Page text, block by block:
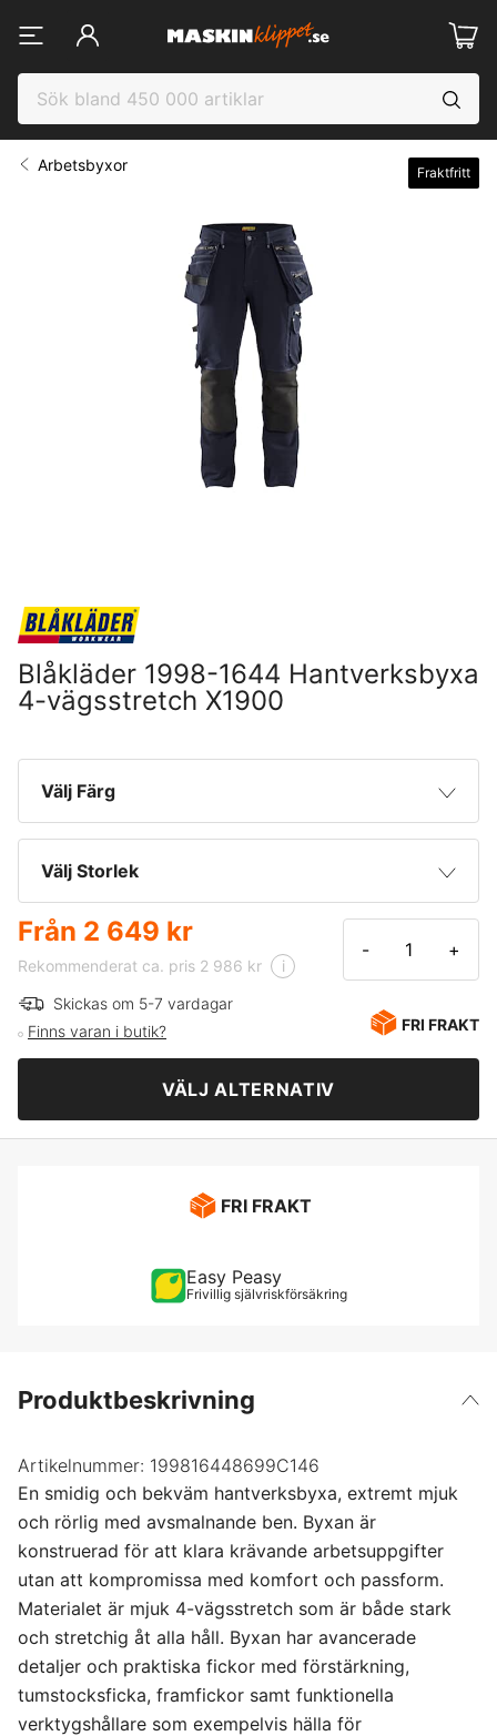
Arbetsbyxor Fraktfritt
Blåkläder 1998-1644 Hantverksbyxa
4-vägsstretch X1900
Välj Färg
Mörkgrå/Svart
Välj Storlek
C44
C46
C48
C50
C62
C146
C148
Från 2 649 kr
Rekommenderat ca. pris 2 986 kr i
- +
Skickas om 5-7 vardagar
Finns varan i butik?
FRI FRAKT
VÄLJ ALTERNATIV
FRI FRAKT
Easy Peasy
Frivillig självriskförsäkring
Produktbeskrivning
Artikelnummer: 199816448699C146
En smidig och bekväm hantverksbyxa, extremt mjuk
och rörlig med avsmalnande ben. Byxan är
konstruerad för att klara krävande arbetsuppgifter
utan att kompromissa med komfort och passform.
Materialet är mjuk 4-vägsstretch som är både stark
och stretchig åt alla håll. Byxan har avancerade
detaljer och praktiska fickor med förstärkning,
tumstocksficka, framfickor samt funktionella
verktygshållare som exempelvis hälla för